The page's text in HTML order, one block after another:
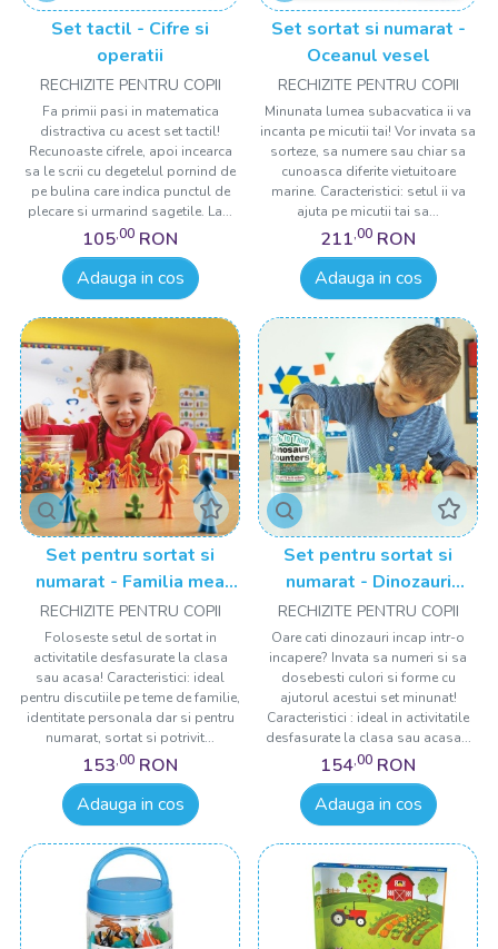
Set tactil - Cifre si
operatii
RECHIZITE PENTRU COPII
Fa primii pasi in matematica
distractiva cu acest set tactil!
Recunoaste cifrele, apoi incearca
sa le scrii cu degetelul pornind de
pe bulina care indica punctul de
plecare si urmarind sagetile. La...
105,00 RON
Adauga in cos
Set sortat si numarat -
Oceanul vesel
RECHIZITE PENTRU COPII
Minunata lumea subacvatica ii va
incanta pe micutii tai! Vor invata sa
sorteze, sa numere sau chiar sa
cunoasca diferite vietuitoare
marine. Caracteristici: setul ii va
ajuta pe micutii tai sa...
211,00 RON
Adauga in cos
Set pentru sortat si
numarat - Familia mea
(72 piese)
RECHIZITE PENTRU COPII
Foloseste setul de sortat in
activitatile desfasurate la clasa
sau acasa! Caracteristici: ideal
pentru discutiile pe teme de familie,
identitate personala dar si pentru
numarat, sortat si potrivit...
153,00 RON
Adauga in cos
Set pentru sortat si
numarat - Dinozauri
jucausi (72 piese)
RECHIZITE PENTRU COPII
Oare cati dinozauri incap intr-o
incapere? Invata sa numeri si sa
dosebesti culori si forme cu
ajutorul acestui set minunat!
Caracteristici : ideal in activitatile
desfasurate la clasa sau acasa...
154,00 RON
Adauga in cos